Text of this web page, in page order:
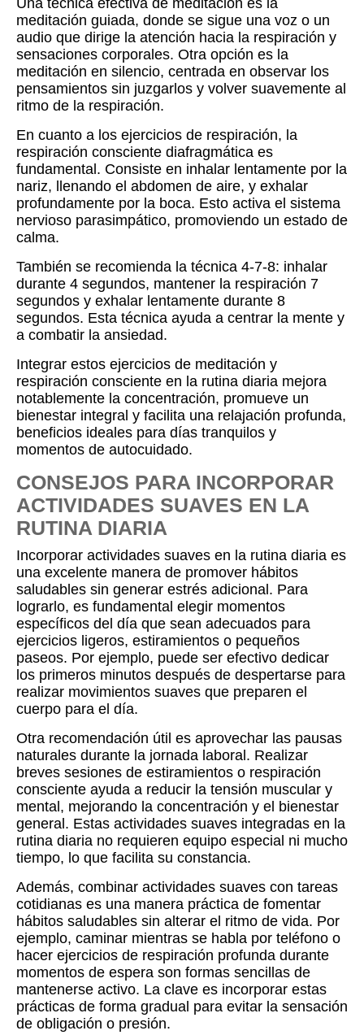
Una técnica efectiva de meditación es la
meditación guiada, donde se sigue una voz o un
audio que dirige la atención hacia la respiración y
sensaciones corporales. Otra opción es la
meditación en silencio, centrada en observar los
pensamientos sin juzgarlos y volver suavemente al
ritmo de la respiración.
En cuanto a los ejercicios de respiración, la
respiración consciente diafragmática es
fundamental. Consiste en inhalar lentamente por la
nariz, llenando el abdomen de aire, y exhalar
profundamente por la boca. Esto activa el sistema
nervioso parasimpático, promoviendo un estado de
calma.
También se recomienda la técnica 4-7-8: inhalar
durante 4 segundos, mantener la respiración 7
segundos y exhalar lentamente durante 8
segundos. Esta técnica ayuda a centrar la mente y
a combatir la ansiedad.
Integrar estos ejercicios de meditación y
respiración consciente en la rutina diaria mejora
notablemente la concentración, promueve un
bienestar integral y facilita una relajación profunda,
beneficios ideales para días tranquilos y
momentos de autocuidado.
CONSEJOS PARA INCORPORAR
ACTIVIDADES SUAVES EN LA
RUTINA DIARIA
Incorporar actividades suaves en la rutina diaria es
una excelente manera de promover hábitos
saludables sin generar estrés adicional. Para
lograrlo, es fundamental elegir momentos
específicos del día que sean adecuados para
ejercicios ligeros, estiramientos o pequeños
paseos. Por ejemplo, puede ser efectivo dedicar
los primeros minutos después de despertarse para
realizar movimientos suaves que preparen el
cuerpo para el día.
Otra recomendación útil es aprovechar las pausas
naturales durante la jornada laboral. Realizar
breves sesiones de estiramientos o respiración
consciente ayuda a reducir la tensión muscular y
mental, mejorando la concentración y el bienestar
general. Estas actividades suaves integradas en la
rutina diaria no requieren equipo especial ni mucho
tiempo, lo que facilita su constancia.
Además, combinar actividades suaves con tareas
cotidianas es una manera práctica de fomentar
hábitos saludables sin alterar el ritmo de vida. Por
ejemplo, caminar mientras se habla por teléfono o
hacer ejercicios de respiración profunda durante
momentos de espera son formas sencillas de
mantenerse activo. La clave es incorporar estas
prácticas de forma gradual para evitar la sensación
de obligación o presión.